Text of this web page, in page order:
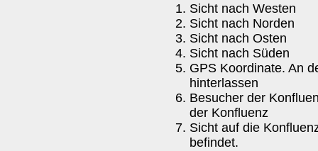
Sicht nach Westen
Sicht nach Norden
Sicht nach Osten
Sicht nach Süden
GPS Koordinate. An
hinterlassen
Besucher der
der Konfluenz
Sicht auf die
befindet.